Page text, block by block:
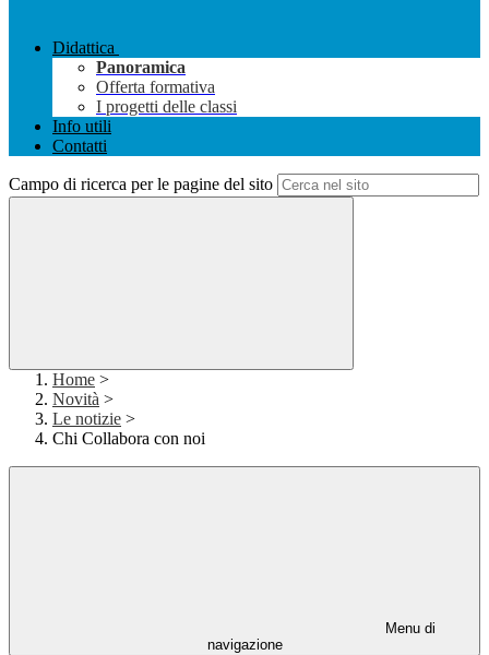
Didattica
Panoramica
Offerta formativa
I progetti delle classi
Info utili
Contatti
Campo di ricerca per le pagine del sito
Home >
Novità >
Le notizie >
Chi Collabora con noi
Menu di
navigazione